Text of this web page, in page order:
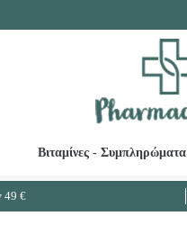
Βιταμίνες - Συμπληρώματα
49 €